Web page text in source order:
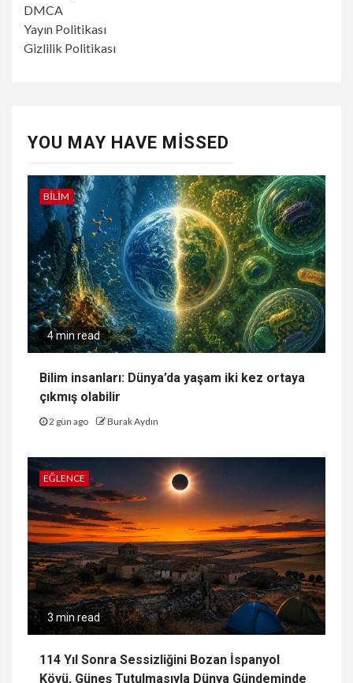
DMCA
Yayın Politikası
Gizlilik Politikası
YOU MAY HAVE MISSED
BILIM
4 min read
Bilim insanları: Dünya’da yaşam iki kez ortaya
çıkmış olabilir
2 gün ago Burak Aydın
EĞLENCE
3 min read
114 Yıl Sonra Sessizliğini Bozan İspanyol
Köyü, Güneş Tutulmasıyla Dünya Gündeminde